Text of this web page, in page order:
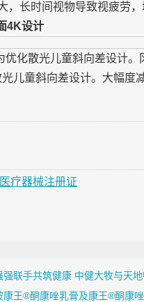
长时间视物导致视疲劳，
4K设计
化散光儿童斜向差设计。
儿童斜向差设计。大幅度
疗器械注册证
强联手共筑健康 中健大牧与天地
康王®酮康唑乳膏及康王®酮康唑